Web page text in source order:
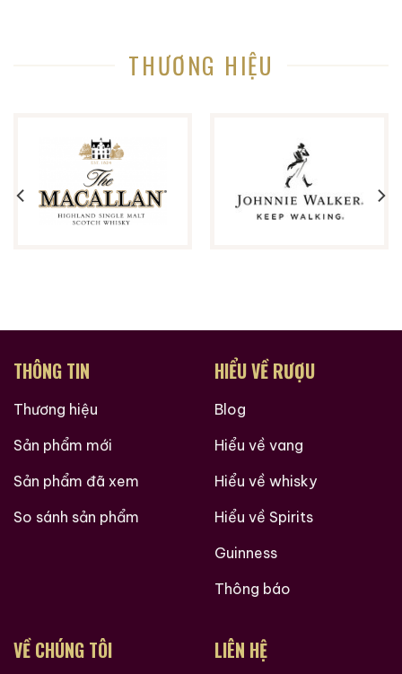
THƯƠNG HIỆU
THÔNG TIN
Thương hiệu
Sản phẩm mới
Sản phẩm đã xem
So sánh sản phẩm
HIỂU VỀ RƯỢU
Blog
Hiểu về vang
Hiểu về whisky
Hiểu về Spirits
Guinness
Thông báo
VỀ CHÚNG TÔI LIÊN HỆ